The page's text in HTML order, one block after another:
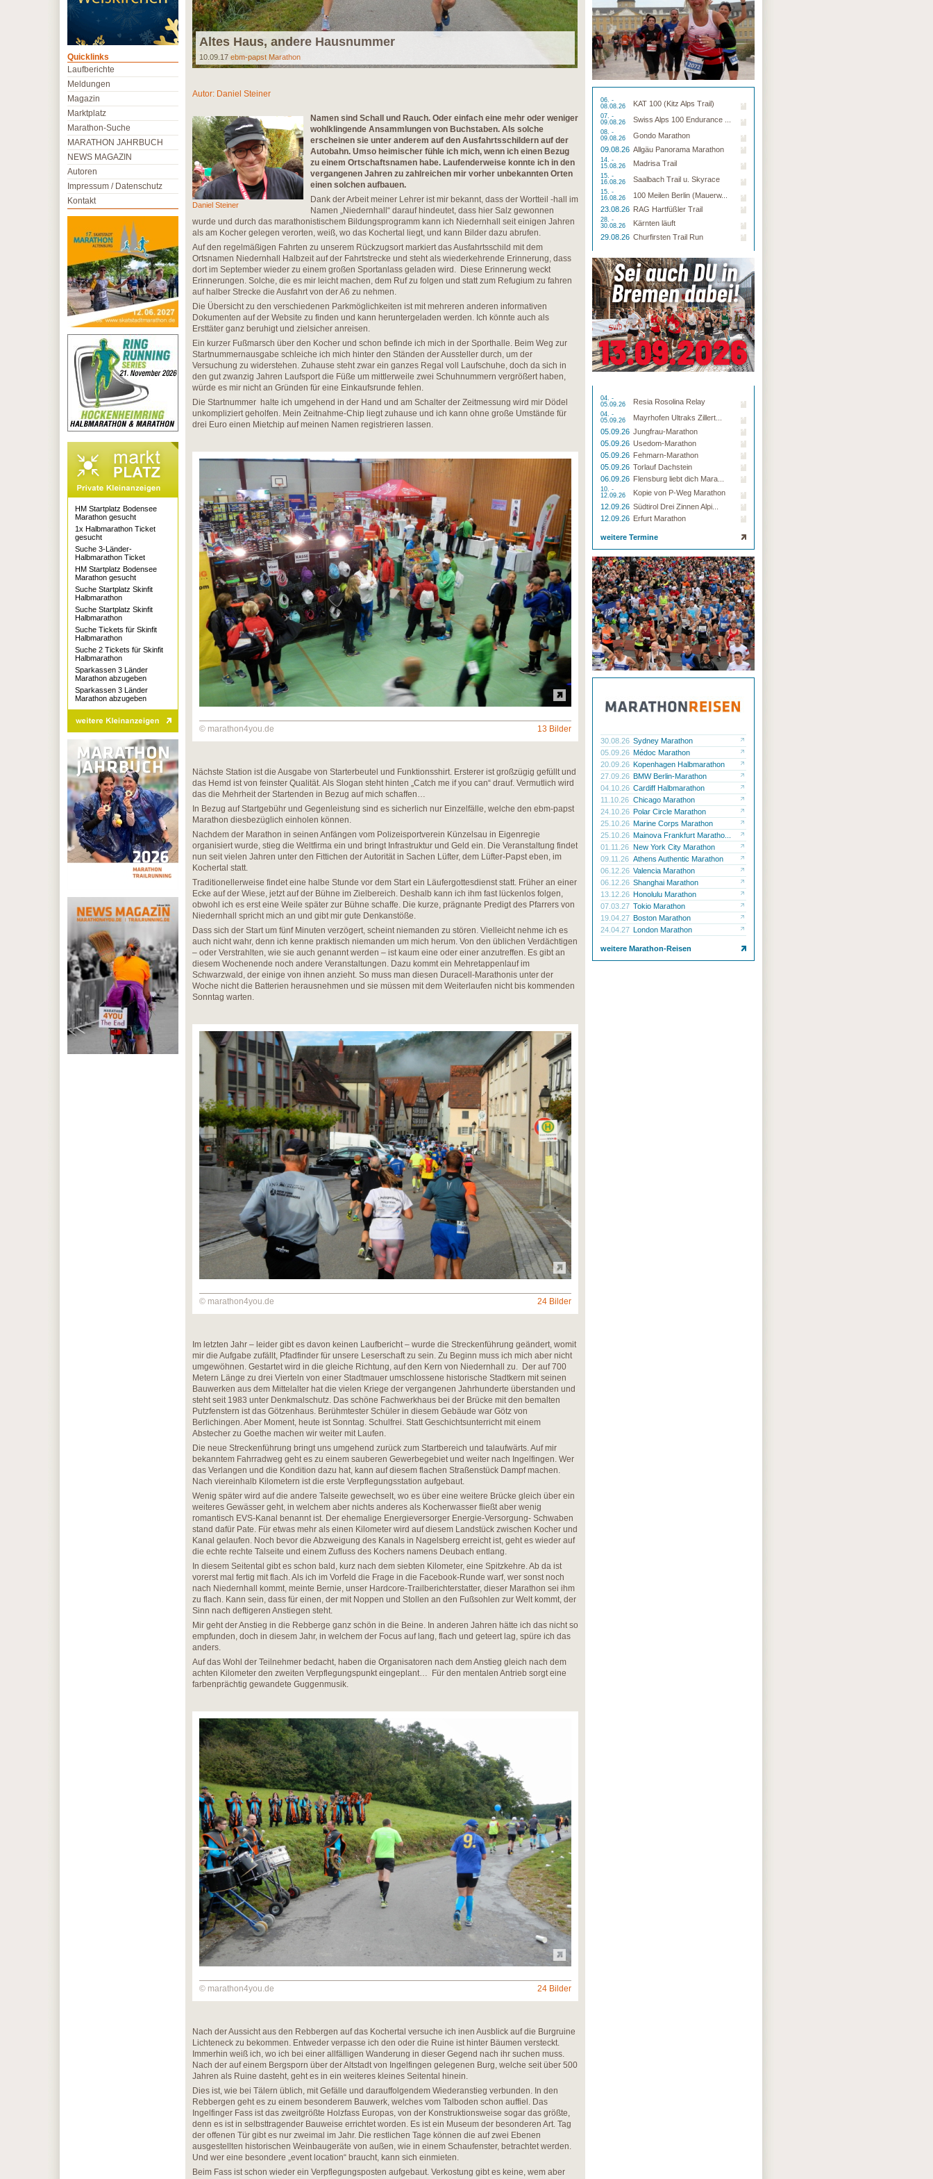
Altes Haus, andere Hausnummer
10.09.17 ebm-papst Marathon
Autor: Daniel Steiner
Daniel Steiner
Namen sind Schall und Rauch. Oder einfach eine mehr oder weniger
wohlklingende Ansammlungen von Buchstaben. Als solche
erscheinen sie unter anderem auf den Ausfahrtsschildern auf der
Autobahn. Umso heimischer fühle ich mich, wenn ich einen Bezug
zu einem Ortschaftsnamen habe. Laufenderweise konnte ich in den
vergangenen Jahren zu zahlreichen mir vorher unbekannten Orten
einen solchen aufbauen.
Dank der Arbeit meiner Lehrer ist mir bekannt, dass der Wortteil -hall im
Namen „Niedernhall“ darauf hindeutet, dass hier Salz gewonnen
wurde und durch das marathonistischem Bildungsprogramm kann ich Niedernhall seit einigen Jahren
als am Kocher gelegen verorten, weiß, wo das Kochertal liegt, und kann Bilder dazu abrufen.
Auf den regelmäßigen Fahrten zu unserem Rückzugsort markiert das Ausfahrtsschild mit dem
Ortsnamen Niedernhall Halbzeit auf der Fahrtstrecke und steht als wiederkehrende Erinnerung, dass
dort im September wieder zu einem großen Sportanlass geladen wird. Diese Erinnerung weckt
Erinnerungen. Solche, die es mir leicht machen, dem Ruf zu folgen und statt zum Refugium zu fahren
auf halber Strecke die Ausfahrt von der A6 zu nehmen.
Die Übersicht zu den verschiedenen Parkmöglichkeiten ist mit mehreren anderen informativen
Dokumenten auf der Website zu finden und kann heruntergeladen werden. Ich könnte auch als
Ersttäter ganz beruhigt und zielsicher anreisen.
Ein kurzer Fußmarsch über den Kocher und schon befinde ich mich in der Sporthalle. Beim Weg zur
Startnummernausgabe schleiche ich mich hinter den Ständen der Aussteller durch, um der
Versuchung zu widerstehen. Zuhause steht zwar ein ganzes Regal voll Laufschuhe, doch da sich in
den gut zwanzig Jahren Laufsport die Füße um mittlerweile zwei Schuhnummern vergrößert haben,
würde es mir nicht an Gründen für eine Einkaufsrunde fehlen.
Die Startnummer halte ich umgehend in der Hand und am Schalter der Zeitmessung wird mir Dödel
unkompliziert geholfen. Mein Zeitnahme-Chip liegt zuhause und ich kann ohne große Umstände für
drei Euro einen Mietchip auf meinen Namen registrieren lassen.
© marathon4you.de 13 Bilder
Nächste Station ist die Ausgabe von Starterbeutel und Funktionsshirt. Ersterer ist großzügig gefüllt und
das Hemd ist von feinster Qualität. Als Slogan steht hinten „Catch me if you can“ drauf. Vermutlich wird
das die Mehrheit der Startenden in Bezug auf mich schaffen…
In Bezug auf Startgebühr und Gegenleistung sind es sicherlich nur Einzelfälle, welche den ebm-papst
Marathon diesbezüglich einholen können.
Nachdem der Marathon in seinen Anfängen vom Polizeisportverein Künzelsau in Eigenregie
organisiert wurde, stieg die Weltfirma ein und bringt Infrastruktur und Geld ein. Die Veranstaltung findet
nun seit vielen Jahren unter den Fittichen der Autorität in Sachen Lüfter, dem Lüfter-Papst eben, im
Kochertal statt.
Traditionellerweise findet eine halbe Stunde vor dem Start ein Läufergottesdienst statt. Früher an einer
Ecke auf der Wiese, jetzt auf der Bühne im Zielbereich. Deshalb kann ich ihm fast lückenlos folgen,
obwohl ich es erst eine Weile später zur Bühne schaffe. Die kurze, prägnante Predigt des Pfarrers von
Niedernhall spricht mich an und gibt mir gute Denkanstöße.
Dass sich der Start um fünf Minuten verzögert, scheint niemanden zu stören. Vielleicht nehme ich es
auch nicht wahr, denn ich kenne praktisch niemanden um mich herum. Von den üblichen Verdächtigen
– oder Verstrahlten, wie sie auch genannt werden – ist kaum eine oder einer anzutreffen. Es gibt an
diesem Wochenende noch andere Veranstaltungen. Dazu kommt ein Mehretappenlauf im
Schwarzwald, der einige von ihnen anzieht. So muss man diesen Duracell-Marathonis unter der
Woche nicht die Batterien herausnehmen und sie müssen mit dem Weiterlaufen nicht bis kommenden
Sonntag warten.
© marathon4you.de 24 Bilder
Im letzten Jahr – leider gibt es davon keinen Laufbericht – wurde die Streckenführung geändert, womit
mir die Aufgabe zufällt, Pfadfinder für unsere Leserschaft zu sein. Zu Beginn muss ich mich aber nicht
umgewöhnen. Gestartet wird in die gleiche Richtung, auf den Kern von Niedernhall zu. Der auf 700
Metern Länge zu drei Vierteln von einer Stadtmauer umschlossene historische Stadtkern mit seinen
Bauwerken aus dem Mittelalter hat die vielen Kriege der vergangenen Jahrhunderte überstanden und
steht seit 1983 unter Denkmalschutz. Das schöne Fachwerkhaus bei der Brücke mit den bemalten
Putzfenstern ist das Götzenhaus. Berühmtester Schüler in diesem Gebäude war Götz von
Berlichingen. Aber Moment, heute ist Sonntag. Schulfrei. Statt Geschichtsunterricht mit einem
Abstecher zu Goethe machen wir weiter mit Laufen.
Die neue Streckenführung bringt uns umgehend zurück zum Startbereich und talaufwärts. Auf mir
bekanntem Fahrradweg geht es zu einem sauberen Gewerbegebiet und weiter nach Ingelfingen. Wer
das Verlangen und die Kondition dazu hat, kann auf diesem flachen Straßenstück Dampf machen.
Nach viereinhalb Kilometern ist die erste Verpflegungsstation aufgebaut.
Wenig später wird auf die andere Talseite gewechselt, wo es über eine weitere Brücke gleich über ein
weiteres Gewässer geht, in welchem aber nichts anderes als Kocherwasser fließt aber wenig
romantisch EVS-Kanal benannt ist. Der ehemalige Energieversorger Energie-Versorgung- Schwaben
stand dafür Pate. Für etwas mehr als einen Kilometer wird auf diesem Landstück zwischen Kocher und
Kanal gelaufen. Noch bevor die Abzweigung des Kanals in Nagelsberg erreicht ist, geht es wieder auf
die echte rechte Talseite und einem Zufluss des Kochers namens Deubach entlang.
In diesem Seitental gibt es schon bald, kurz nach dem siebten Kilometer, eine Spitzkehre. Ab da ist
vorerst mal fertig mit flach. Als ich im Vorfeld die Frage in die Facebook-Runde warf, wer sonst noch
nach Niedernhall kommt, meinte Bernie, unser Hardcore-Trailberichterstatter, dieser Marathon sei ihm
zu flach. Kann sein, dass für einen, der mit Noppen und Stollen an den Fußsohlen zur Welt kommt, der
Sinn nach deftigeren Anstiegen steht.
Mir geht der Anstieg in die Rebberge ganz schön in die Beine. In anderen Jahren hätte ich das nicht so
empfunden, doch in diesem Jahr, in welchem der Focus auf lang, flach und geteert lag, spüre ich das
anders.
Auf das Wohl der Teilnehmer bedacht, haben die Organisatoren nach dem Anstieg gleich nach dem
achten Kilometer den zweiten Verpflegungspunkt eingeplant… Für den mentalen Antrieb sorgt eine
farbenprächtig gewandete Guggenmusik.
© marathon4you.de 24 Bilder
Nach der Aussicht aus den Rebbergen auf das Kochertal versuche ich inen Ausblick auf die Burgruine
Lichteneck zu bekommen. Entweder verpasse ich den oder die Ruine ist hinter Bäumen versteckt.
Immerhin weiß ich, wo ich bei einer allfälligen Wanderung in dieser Gegend nach ihr suchen muss.
Nach der auf einem Bergsporn über der Altstadt von Ingelfingen gelegenen Burg, welche seit über 500
Jahren als Ruine dasteht, geht es in ein weiteres kleines Seitental hinein.
Dies ist, wie bei Tälern üblich, mit Gefälle und darauffolgendem Wiederanstieg verbunden. In den
Rebbergen geht es zu einem besonderem Bauwerk, welches vom Talboden schon auffiel. Das
Ingelfinger Fass ist das zweitgrößte Holzfass Europas, von der Konstruktionsweise sogar das größte,
denn es ist in selbsttragender Bauweise errichtet worden. Es ist ein Museum der besonderen Art. Tag
der offenen Tür gibt es nur zweimal im Jahr. Die restlichen Tage können die auf zwei Ebenen
ausgestellten historischen Weinbaugeräte von außen, wie in einem Schaufenster, betrachtet werden.
Und wer eine besondere „event location“ braucht, kann sich einmieten.
Beim Fass ist schon wieder ein Verpflegungsposten aufgebaut. Verkostung gibt es keine, wem aber
06. -
08.08.26
KAT 100 (Kitz Alps Trail)
07. -
09.08.26
Swiss Alps 100 Endurance ...
08. -
09.08.26
Gondo Marathon
09.08.26 Allgäu Panorama Marathon
14. -
15.08.26
Madrisa Trail
15. -
16.08.26
Saalbach Trail u. Skyrace
15. -
16.08.26
100 Meilen Berlin (Mauerw...
23.08.26 RAG Hartfüßler Trail
28. -
30.08.26
Kärnten läuft
29.08.26 Churfirsten Trail Run
04. -
05.09.26
Resia Rosolina Relay
04. -
05.09.26
Mayrhofen Ultraks Zillert...
05.09.26 Jungfrau-Marathon
05.09.26 Usedom-Marathon
05.09.26 Fehmarn-Marathon
05.09.26 Torlauf Dachstein
06.09.26 Flensburg liebt dich Mara...
10. -
12.09.26
Kopie von P-Weg Marathon
12.09.26 Südtirol Drei Zinnen Alpi...
12.09.26 Erfurt Marathon
weitere Termine
30.08.26 Sydney Marathon
05.09.26 Médoc Marathon
20.09.26 Kopenhagen Halbmarathon
27.09.26 BMW Berlin-Marathon
04.10.26 Cardiff Halbmarathon
11.10.26 Chicago Marathon
24.10.26 Polar Circle Marathon
25.10.26 Marine Corps Marathon
25.10.26 Mainova Frankfurt Maratho...
01.11.26 New York City Marathon
09.11.26 Athens Authentic Marathon
06.12.26 Valencia Marathon
06.12.26 Shanghai Marathon
13.12.26 Honolulu Marathon
07.03.27 Tokio Marathon
19.04.27 Boston Marathon
24.04.27 London Marathon
weitere Marathon-Reisen
Quicklinks
Laufberichte
Meldungen
Magazin
Marktplatz
Marathon-Suche
MARATHON JAHRBUCH
NEWS MAGAZIN
Autoren
Impressum / Datenschutz
Kontakt
HM Startplatz Bodensee
Marathon gesucht
1x Halbmarathon Ticket
gesucht
Suche 3-Länder-
Halbmarathon Ticket
HM Startplatz Bodensee
Marathon gesucht
Suche Startplatz Skinfit
Halbmarathon
Suche Startplatz Skinfit
Halbmarathon
Suche Tickets für Skinfit
Halbmarathon
Suche 2 Tickets für Skinfit
Halbmarathon
Sparkassen 3 Länder
Marathon abzugeben
Sparkassen 3 Länder
Marathon abzugeben